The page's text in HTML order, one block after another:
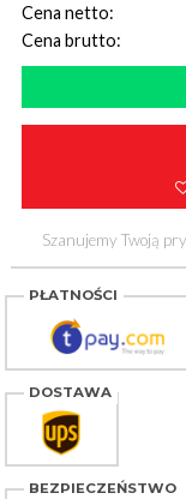
Cena netto:
Cena brutto:
Szanujemy Twoją
PŁATNOŚCI
DOSTAWA
BEZPIECZEŃSTWO